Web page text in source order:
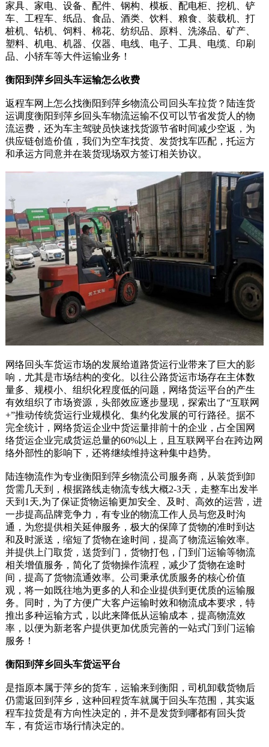
家具、家电、设备、配件、钢构、模板、配电柜、挖机、铲
车、工程车、纸品、食品、酒类、饮料、粮食、装载机、打
桩机、钻机、饲料、棉花、纺织品、原料、洗涤品、矿产、
塑料、机电、机器、仪器、电线、电子、工具、电缆、印刷
品、小轿车等大件运输业务！
衡阳到萍乡回头车运输怎么收费
返程车网上怎么找衡阳到萍乡物流公司回头车拉货？陆连货
运调度衡阳到萍乡回头车物流运输不仅可以节省发货人的物
流运费，还为车主驾驶员快速找货源节省时间减少空返，为
供应链创造价值，我们为空车找货、发货找车匹配，托运方
和承运方同意并在装货现场双方签订相关协议。
网络回头车货运市场的发展给道路货运行业带来了巨大的影
响，尤其是市场结构的变化。以往公路货运市场存在主体数
量多、规模小、组织化程度低的问题，网络货运平台的产生
有效组织了市场资源，头部效应逐步显现，探索出了“互联网
+”推动传统货运行业规模化、集约化发展的可行路径。据不
完全统计，网络货运企业中货运量排前十的企业，占全国网
络货运企业完成货运总量的60%以上，且互联网平台在跨边网
络外部性的影响下，还将继续维持这种集中趋势。
陆连物流作为专业衡阳到萍乡物流公司服务商，从装货到卸
货需几天到，根据路线走物流专线大概2-3天，走整车出发半
天到1天,为了保证货物运输更加安全、及时、高效的运营，进
一步提高品牌竞争力，有专业的物流工作人员与您及时沟
通，为您提供相关延伸服务，极大的保障了货物的准时到达
和及时派送，缩短了货物在途时间，提高了物流运输效率。
并提供上门取货，送货到门，货物打包，门到门运输等物流
相关增值服务，简化了货物操作流程，减少了货物在途时
间，提高了货物流通效率。公司秉承优质服务的核心价值
观，将一如既往地为更多的人和企业提供到更优质的运输服
务。同时，为了方便广大客户运输时效和物流成本要求，特
推出多种运输方式，以此来降低从运输成本，提高物流效
率，以便为新老客户提供更加优质完善的一站式门到门运输
服务！
衡阳到萍乡回头车货运平台
是指原本属于萍乡的货车，运输来到衡阳，司机卸载货物后
仍需返回到萍乡，这种回程货车就属于回头车范围，其实返
程车拉货是有方向性决定的，并不是发货到哪都有回头货
车，有货运市场行情决定的。